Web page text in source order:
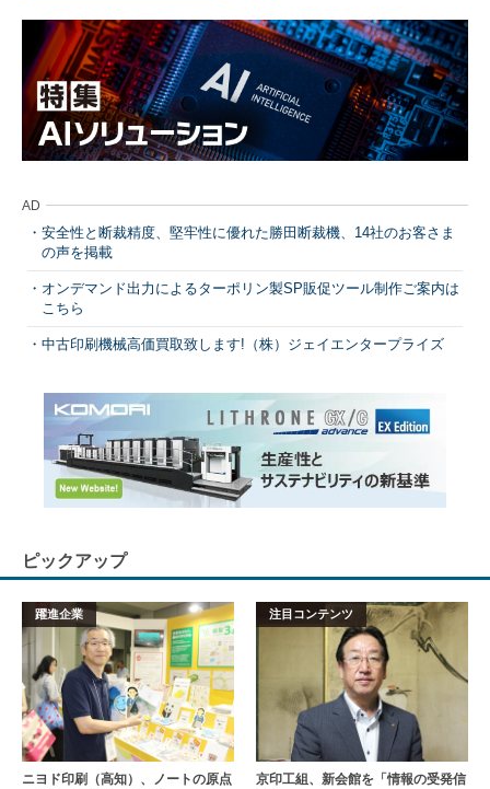
AD
安全性と断裁精度、堅牢性に優れた勝田断裁機、14社のお客さま
の声を掲載
オンデマンド出力によるターポリン製SP販促ツール制作ご案内は
こちら
中古印刷機械高価買取致します!（株）ジェイエンタープライズ
ピックアップ
躍進企業
ニヨド印刷（高知）、ノートの原点
注目コンテンツ
京印工組、新会館を「情報の受発信